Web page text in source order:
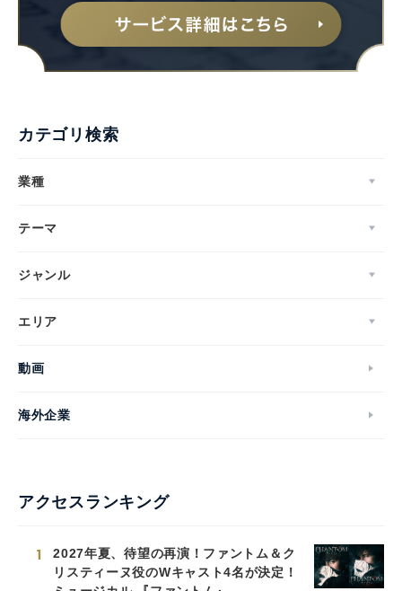
カテゴリ検索
業種
テーマ
ジャンル
エリア
動画
海外企業
アクセスランキング
1
2027年夏、待望の再演！ファントム＆ク
リスティーヌ役のWキャスト4名が決定！